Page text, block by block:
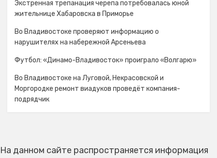
Экстренная трепанация черепа потребовалась юной
жительнице Хабаровска в Приморье
Во Владивостоке проверяют информацию о
нарушителях на набережной Арсеньева
Футбол: «Динамо-Владивосток» проиграло «Волгарю»
Во Владивостоке на Луговой, Некрасовской и
Моргородке ремонт виадуков проведёт компания-
подрядчик
На данном сайте распространяется информация